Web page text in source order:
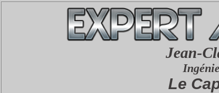
Jean-
Le